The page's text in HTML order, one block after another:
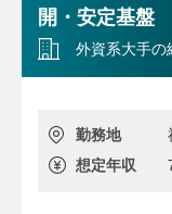
開・安定基盤
外資系大手の
勤務地
想定年収